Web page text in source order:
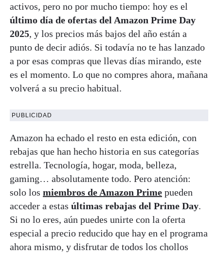
activos, pero no por mucho tiempo: hoy es el
último día de ofertas del Amazon Prime Day
2025, y los precios más bajos del año están a
punto de decir adiós. Si todavía no te has lanzado
a por esas compras que llevas días mirando, este
es el momento. Lo que no compres ahora, mañana
volverá a su precio habitual.
PUBLICIDAD
Amazon ha echado el resto en esta edición, con
rebajas que han hecho historia en sus categorías
estrella. Tecnología, hogar, moda, belleza,
gaming… absolutamente todo. Pero atención:
solo los miembros de Amazon Prime pueden
acceder a estas últimas rebajas del Prime Day.
Si no lo eres, aún puedes unirte con la oferta
especial a precio reducido que hay en el programa
ahora mismo, y disfrutar de todos los chollos